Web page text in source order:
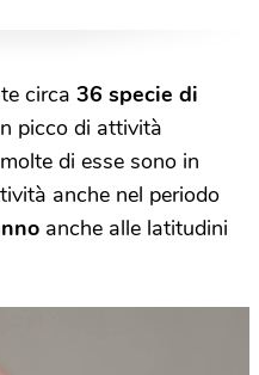
circa 36 specie di
picco di attività
di esse sono in
anche nel periodo
anche alle latitudini